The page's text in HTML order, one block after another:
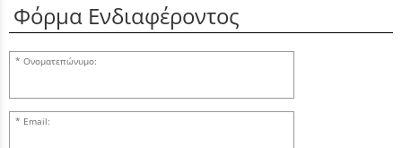
Φόρμα Ενδιαφέροντος
Ονοματεπώνυμο:
Email: